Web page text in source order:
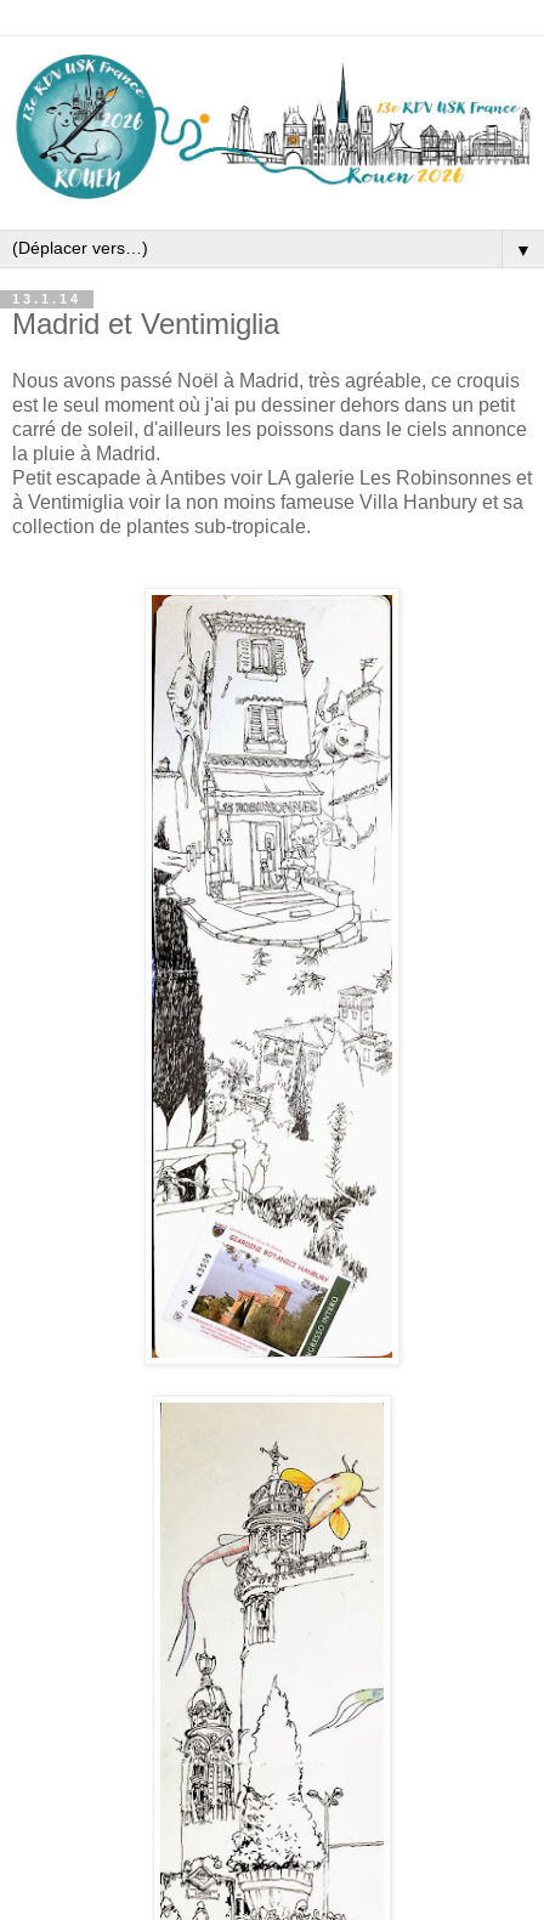
▼
13.1.14
Madrid et Ventimiglia
Nous avons passé Noël à Madrid, très agréable, ce croquis
est le seul moment où j'ai pu dessiner dehors dans un petit
carré de soleil, d'ailleurs les poissons dans le ciels annonce
la pluie à Madrid.
Petit escapade à Antibes voir LA galerie Les Robinsonnes et
à Ventimiglia voir la non moins fameuse Villa Hanbury et sa
collection de plantes sub-tropicale.